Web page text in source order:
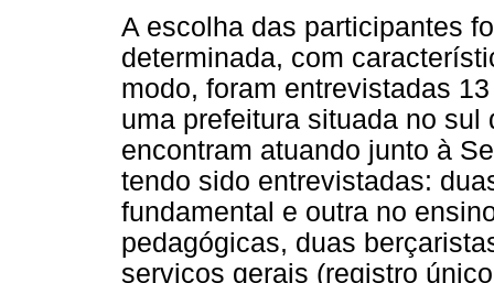
A escolha das participantes
determinada, com
modo, foram entrevistadas
uma prefeitura situada no
encontram atuando junto à
tendo sido entrevistadas:
fundamental e outra no
pedagógicas, duas
serviços gerais (registro